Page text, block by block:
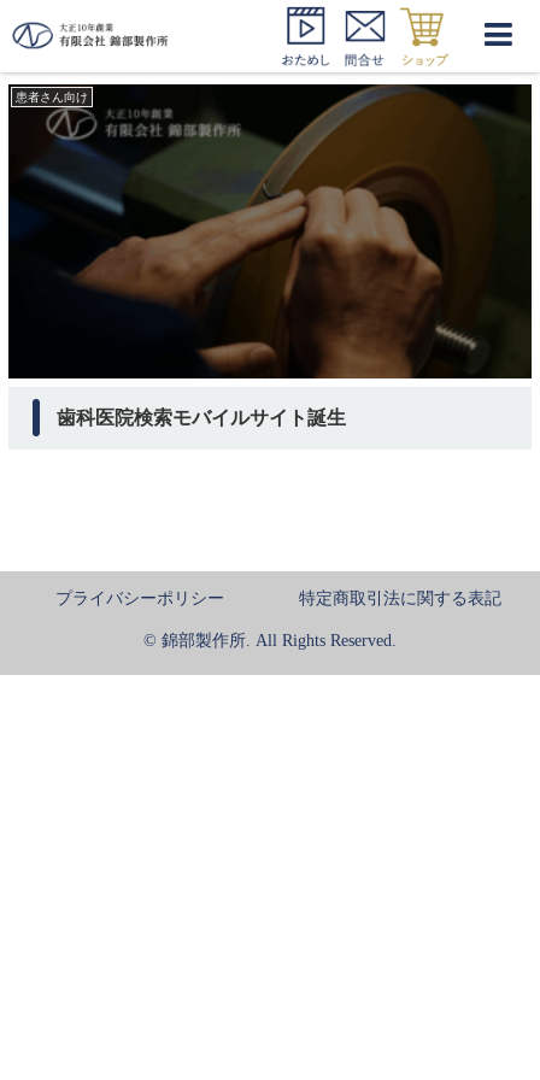
歯医者さん 検索
患者さん向け
歯科医院検索モバイルサイト誕生
プライバシーポリシー 特定商取引法に関する表記
© 錦部製作所. All Rights Reserved.